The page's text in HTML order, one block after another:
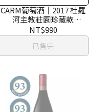
CARM葡萄酒｜2017 杜羅
河主教莊園珍藏款
(Touriga
Nacional,Touriga
Franca,Tinta Roriz｜
Douro)
NT$990
已售完